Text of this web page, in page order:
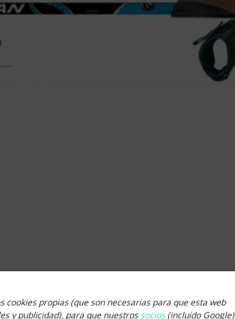
cookies propias (que son necesarias para que esta web
y publicidad), para que nuestrossocios(incluido Google)